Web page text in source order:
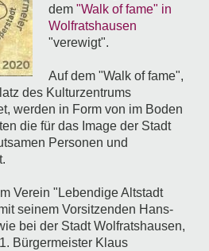
dem "Walk of fame" in
Wolfratshausen
"verewigt".
Auf dem "Walk of fame",
des Kulturzentrums
werden in Form von im Boden
die für das Image der Stadt
Personen und
Verein "Lebendige Altstadt
seinem Vorsitzenden Hans-
bei der Stadt Wolfratshausen,
Bürgermeister Klaus